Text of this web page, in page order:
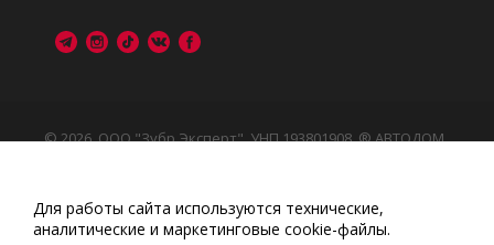
© 2026, ООО "Зубр Эксперт", УНП 193801908. ® АВТОДОМ
Обращаем Ваше внимание на то, что данный интернет-
сайт носит исключительно информационный характер
Любое использование либо копирование материалов
Для работы сайта используются технические,
аналитические и маркетинговые сооkіе-файлы.